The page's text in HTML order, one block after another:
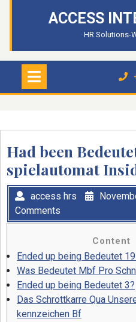
ACCESS
HR Solutions-
Open
Had been
spielautomat
access hrs
Comments
Content
Ended up being Bedeutet
Was Bedeutet Mbf Pro
Ended up being Bedeutet 3?
Das Schrottkarre Qua
kennzeichen Bf